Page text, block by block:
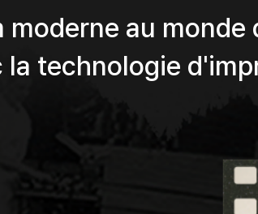
au monde
technologie